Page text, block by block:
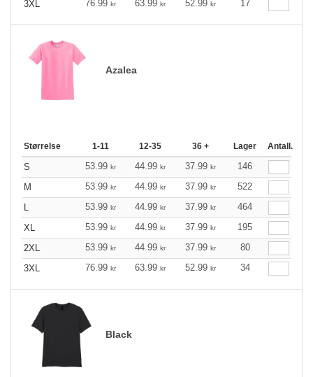
3XL 76.99 kr 63.99 kr 52.99 kr 17
Azalea
Størrelse 1-11 12-35 36 + Lager Antall.
S 53.99 kr 44.99 kr 37.99 kr
146
M
53.99 kr 44.99 kr 37.99 kr
522
L
53.99 kr 44.99 kr 37.99 kr
464
XL
53.99 kr 44.99 kr 37.99 kr
195
2XL
53.99 kr 44.99 kr 37.99 kr
80
3XL
76.99 kr 63.99 kr 52.99 kr 34
Black